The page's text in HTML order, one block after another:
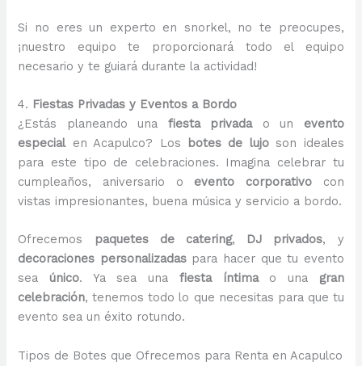
Si no eres un experto en snorkel, no te preocupes,
¡nuestro equipo te proporcionará todo el equipo
necesario y te guiará durante la actividad!
4. Fiestas Privadas y Eventos a Bordo
¿Estás planeando una fiesta privadao un evento
especialen Acapulco? Los botes de lujoson ideales
para este tipo de celebraciones. Imagina celebrar tu
cumpleaños, aniversario o evento corporativocon
vistas impresionantes, buena música y servicio a bordo.
Ofrecemos paquetes de catering, DJ privados, y
decoraciones personalizadaspara hacer que tu evento
sea único. Ya sea una fiesta íntimao una gran
celebración, tenemos todo lo que necesitas para que tu
evento sea un éxito rotundo.
Tipos de Botes que Ofrecemos para Renta en Acapulco